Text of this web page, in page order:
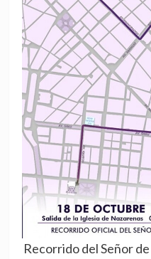
Recorrido del Señor